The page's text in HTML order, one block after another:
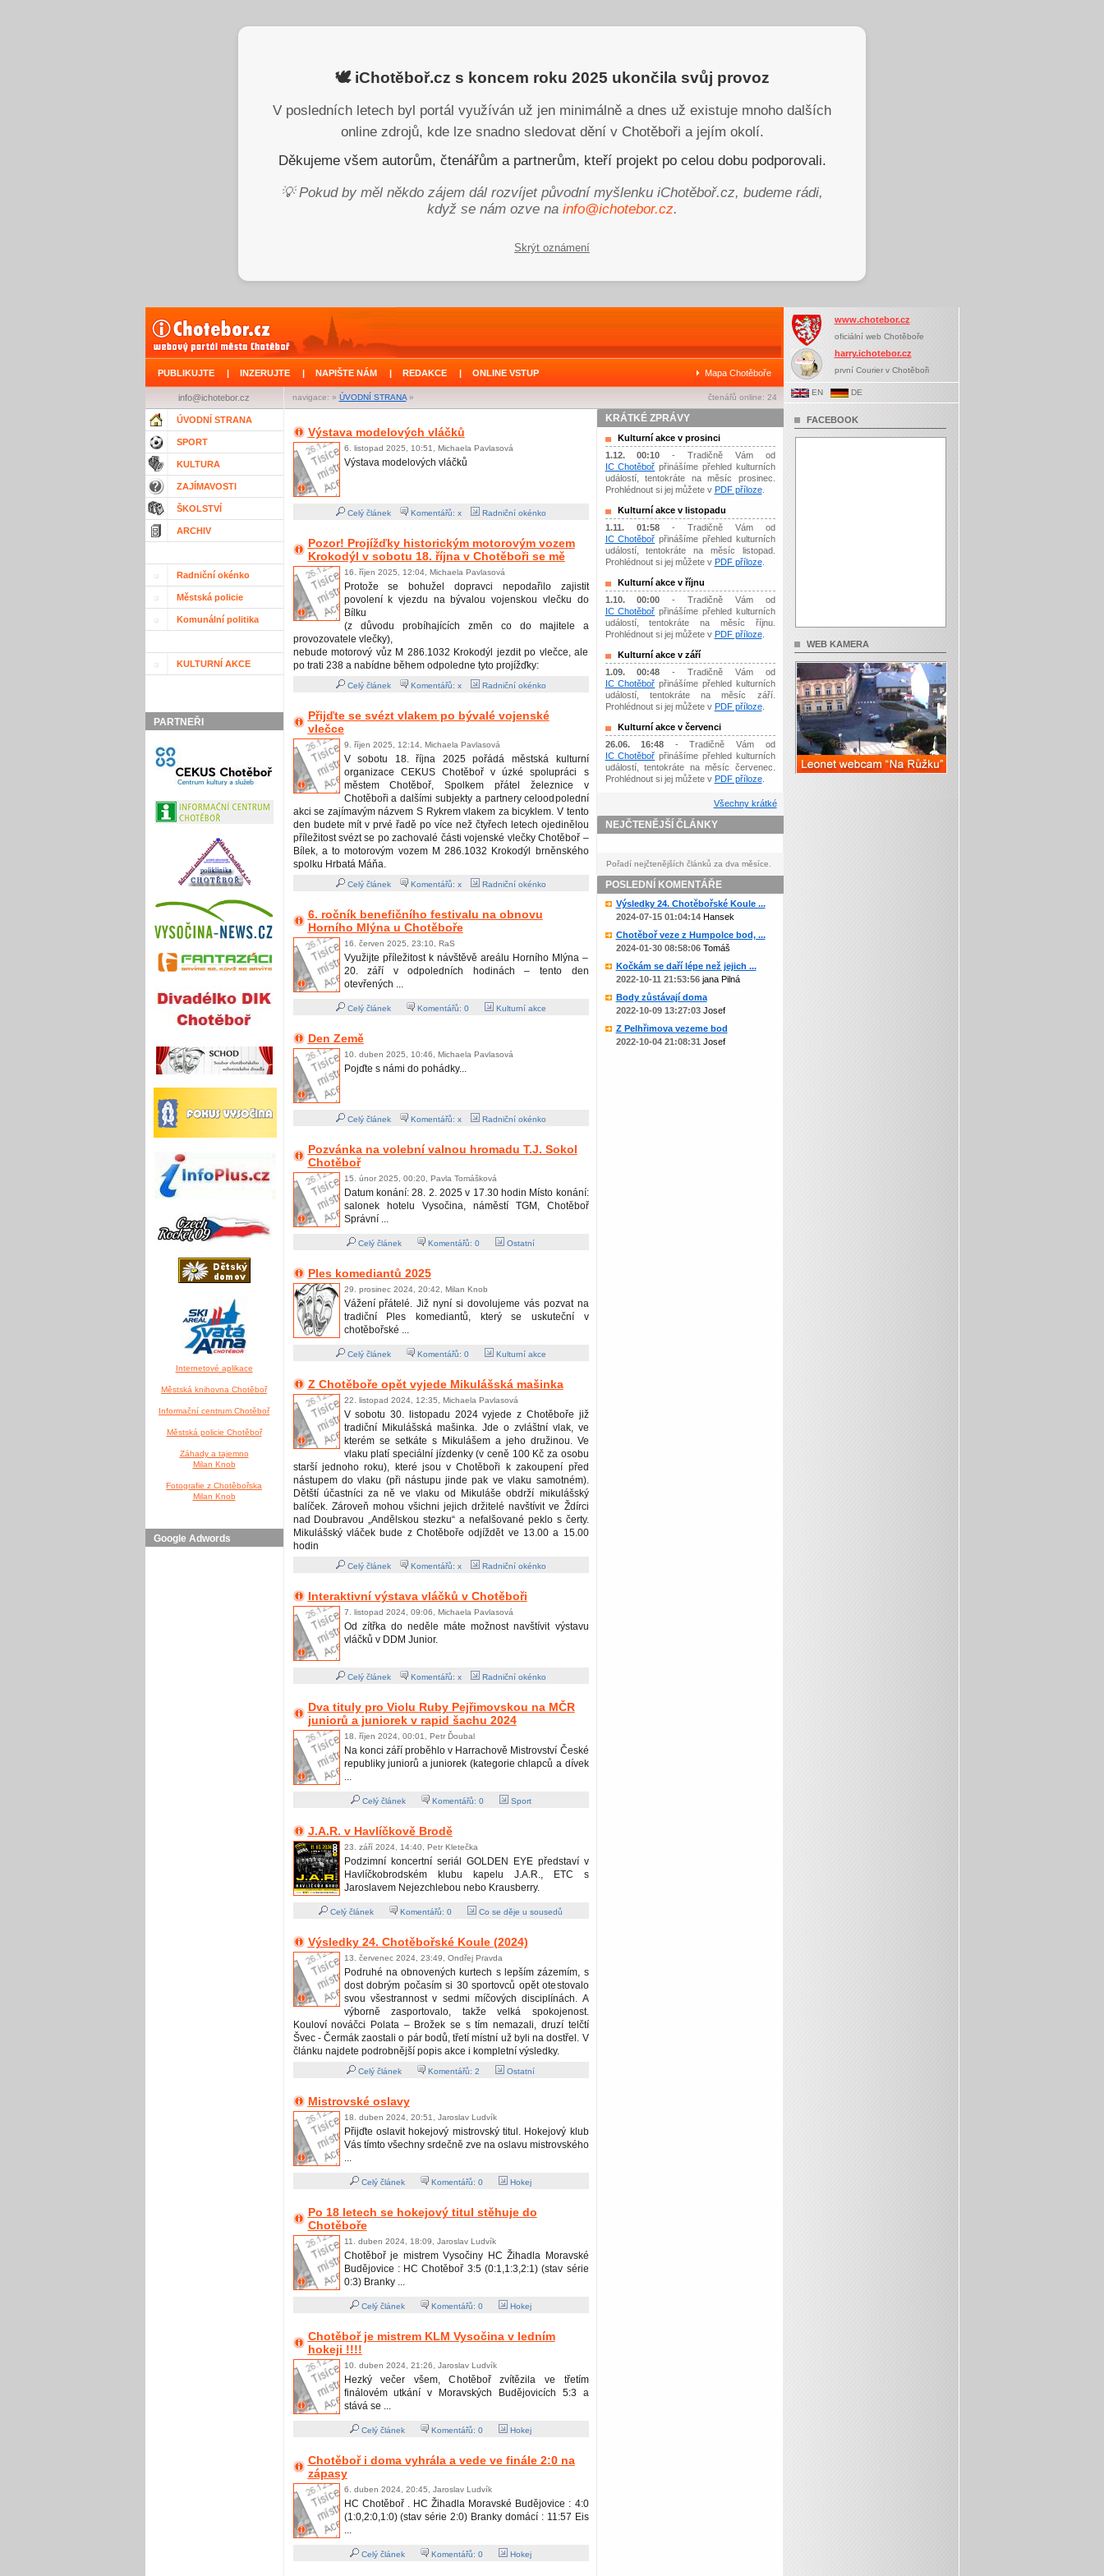
🕊️ iChotěboř.cz s koncem roku 2025 ukončila svůj provoz
V posledních letech byl portál využíván už jen minimálně a dnes už existuje mnoho dalších
online zdrojů, kde lze snadno sledovat dění v Chotěboři a jejím okolí.
Děkujeme všem autorům, čtenářům a partnerům, kteří projekt po celou dobu podporovali.
💡 Pokud by měl někdo zájem dál rozvíjet původní myšlenku iChotěboř.cz, budeme rádi,
když se nám ozve na info@ichotebor.cz.
Skrýt oznámení
PUBLIKUJTE | INZERUJTE | NAPIŠTE NÁM | REDAKCE | ONLINE VSTUP Mapa Chotěboře
navigace: » ÚVODNÍ STRANA» čtenářů online: 24
info@ichotebor.cz
ÚVODNÍ STRANA
SPORT
KULTURA
ZAJÍMAVOSTI
ŠKOLSTVÍ
ARCHIV
Radniční okénko
Městská policie
Komunální politika
KULTURNÍ AKCE
PARTNEŘI
Internetové aplikace
Městská knihovna Chotěboř
Informační centrum Chotěboř
Městská policie Chotěboř
Záhady a tajemno
Milan Knob
Fotografie z Chotěbořska
Milan Knob
Google Adwords
Výstava modelových vláčků
6. listopad 2025, 10:51, Michaela Pavlasová
Výstava modelových vláčků
Celý článek Komentářů: x Radniční okénko
Pozor! Projížďky historickým motorovým vozem
Krokodýl v sobotu 18. října v Chotěboři se mě
16. říjen 2025, 12:04, Michaela Pavlasová
Protože se bohužel dopravci nepodařilo zajistit
povolení k vjezdu na bývalou vojenskou vlečku do
Bílku
(z důvodu probíhajících změn co do majitele a
provozovatele vlečky),
nebude motorový vůz M 286.1032 Krokodýl jezdit po vlečce, ale
po trati 238 a nabídne během odpoledne tyto projížďky:
Celý článek Komentářů: x Radniční okénko
Přijďte se svézt vlakem po bývalé vojenské
vlečce
9. říjen 2025, 12:14, Michaela Pavlasová
V sobotu 18. října 2025 pořádá městská kulturní
organizace CEKUS Chotěboř v úzké spolupráci s
městem Chotěboř, Spolkem přátel železnice v
Chotěboři a dalšími subjekty a partnery celoodpolední
akci se zajímavým názvem S Rykrem vlakem za bicyklem. V tento
den budete mít v prvé řadě po více než čtyřech letech ojedinělou
příležitost svézt se po zachovalé části vojenské vlečky Chotěboř –
Bílek, a to motorovým vozem M 286.1032 Krokodýl brněnského
spolku Hrbatá Máňa.
Celý článek Komentářů: x Radniční okénko
6. ročník benefičního festivalu na obnovu
Horního Mlýna u Chotěboře
16. červen 2025, 23:10, RaS
Využijte příležitost k návštěvě areálu Horního Mlýna –
20. září v odpoledních hodinách – tento den
otevřených ...
Celý článek Komentářů: 0 Kulturní akce
Den Země
10. duben 2025, 10:46, Michaela Pavlasová
Pojďte s námi do pohádky...
Celý článek Komentářů: x Radniční okénko
Pozvánka na volební valnou hromadu T.J. Sokol
Chotěboř
15. únor 2025, 00:20, Pavla Tomášková
Datum konání: 28. 2. 2025 v 17.30 hodin Místo konání:
salonek hotelu Vysočina, náměstí TGM, Chotěboř
Správní ...
Celý článek Komentářů: 0 Ostatní
Ples komediantů 2025
29. prosinec 2024, 20:42, Milan Knob
Vážení přátelé. Již nyní si dovolujeme vás pozvat na
tradiční Ples komediantů, který se uskuteční v
chotěbořské ...
Celý článek Komentářů: 0 Kulturní akce
Z Chotěboře opět vyjede Mikulášská mašinka
22. listopad 2024, 12:35, Michaela Pavlasová
V sobotu 30. listopadu 2024 vyjede z Chotěboře již
tradiční Mikulášská mašinka. Jde o zvláštní vlak, ve
kterém se setkáte s Mikulášem a jeho družinou. Ve
vlaku platí speciální jízdenky (v ceně 100 Kč za osobu
starší jednoho roku), které jsou v Chotěboři k zakoupení před
nástupem do vlaku (při nástupu jinde pak ve vlaku samotném).
Dětští účastníci za ně ve vlaku od Mikuláše obdrží mikulášský
balíček. Zároveň mohou všichni jejich držitelé navštívit ve Ždírci
nad Doubravou „Andělskou stezku“ a nefalšované peklo s čerty.
Mikulášský vláček bude z Chotěboře odjíždět ve 13.00 a 15.00
hodin
Celý článek Komentářů: x Radniční okénko
Interaktivní výstava vláčků v Chotěboři
7. listopad 2024, 09:06, Michaela Pavlasová
Od zítřka do neděle máte možnost navštívit výstavu
vláčků v DDM Junior.
Celý článek Komentářů: x Radniční okénko
Dva tituly pro Violu Ruby Pejřimovskou na MČR
juniorů a juniorek v rapid šachu 2024
18. říjen 2024, 00:01, Petr Ďoubal
Na konci září proběhlo v Harrachově Mistrovství České
republiky juniorů a juniorek (kategorie chlapců a dívek
...
Celý článek Komentářů: 0 Sport
J.A.R. v Havlíčkově Brodě
23. září 2024, 14:40, Petr Kletečka
Podzimní koncertní seriál GOLDEN EYE představí v
Havlíčkobrodském klubu kapelu J.A.R., ETC s
Jaroslavem Nejezchlebou nebo Krausberry.
Celý článek Komentářů: 0 Co se děje u sousedů
Výsledky 24. Chotěbořské Koule (2024)
13. červenec 2024, 23:49, Ondřej Pravda
Podruhé na obnovených kurtech s lepším zázemím, s
dost dobrým počasím si 30 sportovců opět otestovalo
svou všestrannost v sedmi míčových disciplínách. A
výborně zasportovalo, takže velká spokojenost.
Kouloví nováčci Polata – Brožek se s tím nemazali, druzí telčtí
Švec - Čermák zaostali o pár bodů, třetí místní už byli na dostřel. V
článku najdete podrobnější popis akce i kompletní výsledky.
Celý článek Komentářů: 2 Ostatní
Mistrovské oslavy
18. duben 2024, 20:51, Jaroslav Ludvík
Přijďte oslavit hokejový mistrovský titul. Hokejový klub
Vás tímto všechny srdečně zve na oslavu mistrovského
...
Celý článek Komentářů: 0 Hokej
Po 18 letech se hokejový titul stěhuje do
Chotěboře
11. duben 2024, 18:09, Jaroslav Ludvík
Chotěboř je mistrem Vysočiny HC Žihadla Moravské
Budějovice : HC Chotěboř 3:5 (0:1,1:3,2:1) (stav série
0:3) Branky ...
Celý článek Komentářů: 0 Hokej
Chotěboř je mistrem KLM Vysočina v ledním
hokeji !!!!
10. duben 2024, 21:26, Jaroslav Ludvík
Hezký večer všem, Chotěboř zvítězila ve třetím
finálovém utkání v Moravských Budějovicích 5:3 a
stává se ...
Celý článek Komentářů: 0 Hokej
Chotěboř i doma vyhrála a vede ve finále 2:0 na
zápasy
6. duben 2024, 20:45, Jaroslav Ludvík
HC Chotěboř . HC Žihadla Moravské Budějovice : 4:0
(1:0,2:0,1:0) (stav série 2:0) Branky domácí : 11:57 Eis
...
Celý článek Komentářů: 0 Hokej
KRÁTKÉ ZPRÁVY
Kulturní akce v prosinci
1.12. 00:10 - Tradičně Vám od
IC Chotěboř přinášíme přehled kulturních
událostí, tentokráte na měsíc prosinec.
Prohlédnout si jej můžete v PDF příloze.
Kulturní akce v listopadu
1.11. 01:58- Tradičně Vám od
IC Chotěboř přinášíme přehled kulturních
událostí, tentokráte na měsíc listopad.
Prohlédnout si jej můžete v PDF příloze.
Kulturní akce v říjnu
1.10. 00:00 - Tradičně Vám od
IC Chotěboř přinášíme přehled kulturních
událostí, tentokráte na měsíc říjnu.
Prohlédnout si jej můžete v PDF příloze.
Kulturní akce v září
1.09. 00:48 - Tradičně Vám od
IC Chotěboř přinášíme přehled kulturních
událostí, tentokráte na měsíc září.
Prohlédnout si jej můžete v PDF příloze.
Kulturní akce v červenci
26.06. 16:48 - Tradičně Vám od
IC Chotěboř přinášíme přehled kulturních
událostí, tentokráte na měsíc červenec.
Prohlédnout si jej můžete v PDF příloze.
Všechny krátké
NEJČTENĚJŠÍ ČLÁNKY
Pořadí nejčtenějších článků za dva měsíce.
POSLEDNÍ KOMENTÁŘE
Výsledky 24. Chotěbořské Koule ...
2024-07-15 01:04:14Hansek
Chotěboř veze z Humpolce bod, ...
2024-01-30 08:58:06Tomáš
Kočkám se daří lépe než jejich ...
2022-10-11 21:53:56jana Pilná
Body zůstávají doma
2022-10-09 13:27:03Josef
Z Pelhřimova vezeme bod
2022-10-04 21:08:31 Josef
www.chotebor.cz
oficiální web Chotěboře
harry.ichotebor.cz
první Courier v Chotěboři
EN DE
FACEBOOK
WEB KAMERA